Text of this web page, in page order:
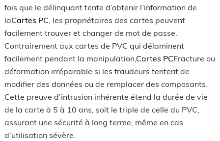
fois que le délinquant tente d’obtenir l’information de
laCartes PC‚ les propriétaires des cartes peuvent
facilement trouver et changer de mot de passe.
Contrairement aux cartes de PVC qui délaminent
facilement pendant la manipulation,Cartes PCFracture ou
déformation irréparable si les fraudeurs tentent de
modifier des données ou de remplacer des composants.
Cette preuve d’intrusion inhérente étend la durée de vie
de la carte à 5 à 10 ans, soit le triple de celle du PVC,
assurant une sécurité à long terme, même en cas
d’utilisation sévère.